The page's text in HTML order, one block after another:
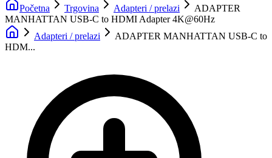
Početna Trgovina Adapteri / prelazi
ADAPTER
MANHATTAN USB-C to HDMI Adapter 4K@60Hz
Adapteri / prelazi
ADAPTER MANHATTAN USB-C to
HDM...